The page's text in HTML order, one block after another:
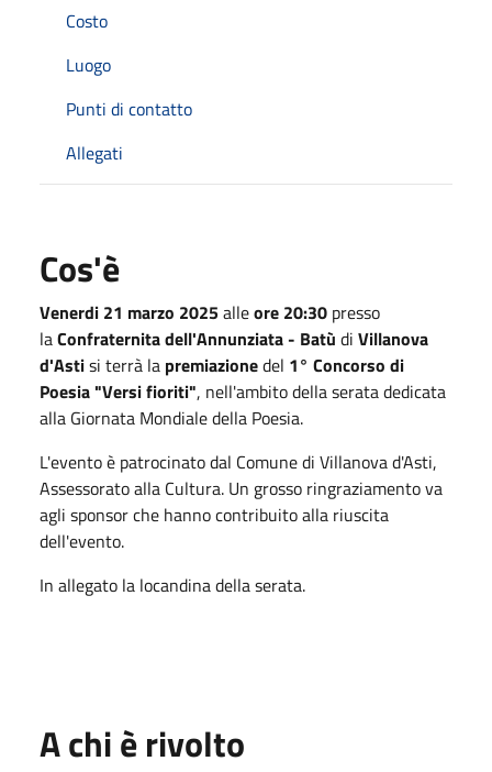
Costo
Luogo
Punti di contatto
Allegati
Cos'è
Venerdi 21 marzo 2025alleore 20:30 presso
laConfraternita dell'Annunziata - Batù di Villanova
d'Astisi terrà la premiazionedel 1° Concorso di
Poesia "Versi fioriti", nell'ambito della serata dedicata
alla Giornata Mondiale della Poesia.
L'evento è patrocinato dal Comune di Villanova d'Asti,
Assessorato alla Cultura. Un grosso ringraziamento va
agli sponsor che hanno contribuito alla riuscita
dell'evento.
In allegato la locandina della serata.
A chi è rivolto